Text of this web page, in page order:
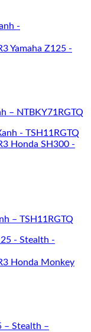
– NTBKY71RGTQ
– TSH11RGTQ
– Stealth –